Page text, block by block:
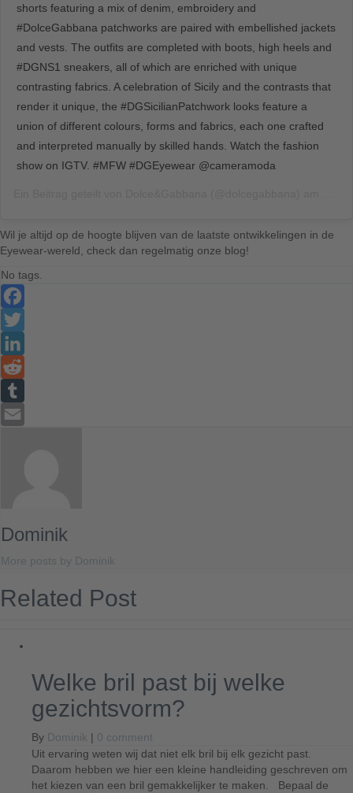
shorts featuring a mix of denim, embroidery and
#DolceGabbana patchworks are paired with embellished jackets
and vests. The outfits are completed with boots, high heels and
#DGNS1 sneakers, all of which are enriched with unique
contrasting fabrics. A celebration of Sicily and the contrasts that
render it unique, the #DGSicilianPatchwork looks feature a
union of different colours, forms and fabrics, each one crafted
and interpreted manually by skilled hands. Watch the fashion
show on IGTV. #MFW #DGEyewear @cameramoda
Wil je altijd op de hoogte blijven van de laatste ontwikkelingen in de
Eyewear-wereld, check dan regelmatig onze blog!
No tags.
Facebook
Twitter
LinkedIn
Reddit
Tumblr
Dominik
More posts by Dominik
Related Post
Welke bril past bij welke
gezichtsvorm?
By Dominik | 0 comment
Uit ervaring weten wij dat niet elk bril bij elk gezicht past.
Daarom hebben we hier een kleine handleiding geschreven om
het kiezen van een bril gemakkelijker te maken. Bepaal de